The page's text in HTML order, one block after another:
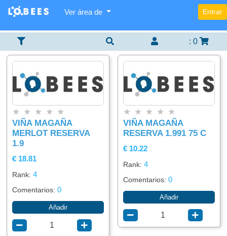
Ver área de Entrar
:0
Categorías
×
Alimentación
Lista
Items
×
Agregar
item
Buscador
×
★ ★ ★ ★ ★
VIÑA MAGAÑA
MERLOT RESERVA
1.9
€ 18.81
Rank:4
Comentarios:0
Añadir
★ ★ ★ ★ ★
VIÑA MAGAÑA
RESERVA 1.991 75 C
€ 10.22
Rank:4
Comentarios:0
Añadir